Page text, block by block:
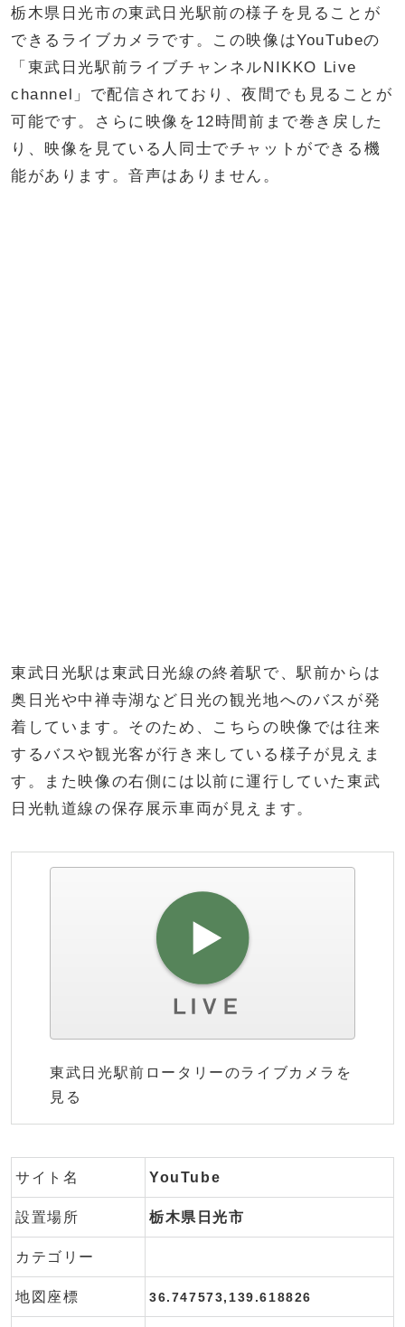
栃木県日光市の東武日光駅前の様子を見ることが
できるライブカメラです。この映像はYouTubeの
「東武日光駅前ライブチャンネルNIKKO Live
channel」で配信されており、夜間でも見ることが
可能です。さらに映像を12時間前まで巻き戻した
り、映像を見ている人同士でチャットができる機
能があります。音声はありません。
東武日光駅は東武日光線の終着駅で、駅前からは
奥日光や中禅寺湖など日光の観光地へのバスが発
着しています。そのため、こちらの映像では往来
するバスや観光客が行き来している様子が見えま
す。また映像の右側には以前に運行していた東武
日光軌道線の保存展示車両が見えます。
東武日光駅前ロータリーのライブカメラを
見る
サイト名 YouTube
設置場所 栃木県日光市
カテゴリー
地図座標 36.747573,139.618826